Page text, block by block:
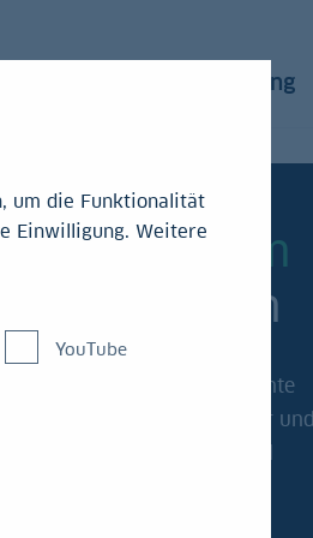
Antragstellung
Atem
Gutes sorgen
Stiftung fördert interessante
aus Kunst und Kultur, Natur und
um die Funktionalität
Einwilligung. Weitere
YouTube